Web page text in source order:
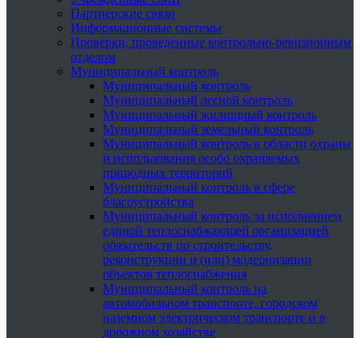
Партнерские связи
Информационные системы
Проверки, проведенные контрольно-ревизионным
отделом
Муниципальный контроль
Муниципальный контроль
Муниципальный лесной контроль
Муниципальный жилищный контроль
Муниципальный земельный контроль
Муниципальный контроль в области охраны
и использования особо охраняемых
природных территорий
Муниципальный контроль в сфере
благоустройства
Муниципальный контроль за исполнением
единой теплоснабжающей организацией
обязательств по строительству,
реконструкции и (или) модернизации
объектов теплоснабжения
Муниципальный контроль на
автомобильном транспорте, городском
наземном электрическом транспорте и в
дорожном хозяйстве